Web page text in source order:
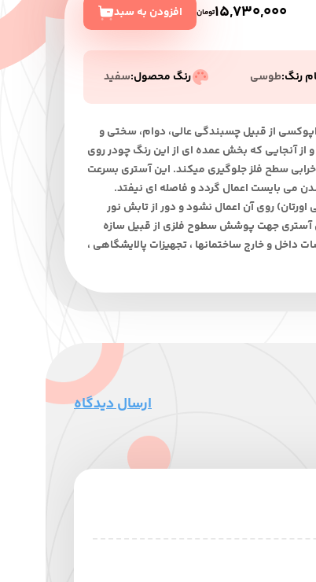
15,730,000تومان افزودن به سبد
رنگ:طوسی رنگ محصول:سفید
از قبیل چسبندگی عالی، دوام، سختی و
آنجایی که بخش عمده ای از این رنگ چودر روی
سطح فلز جلوگیری میکند. این آستری بسرعت
می بایست اعمال گردد و فاصله ای نیفتد.
(ترجیحا پلی اورتان) روی آن اعمال نشود و دور از تابش نور
آورد . این آستری جهت پوشش سطوح فلزی از قبیل سازه
داخل و خارج ساختمانها ، تجهیزات پالایشگاهی ،
ارسال دیدگاه